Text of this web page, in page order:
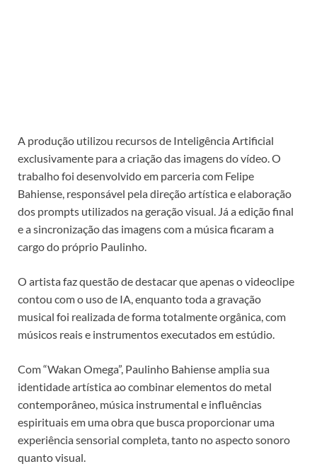
A produção utilizou recursos de Inteligência Artificial
exclusivamente para a criação das imagens do vídeo. O
trabalho foi desenvolvido em parceria com Felipe
Bahiense, responsável pela direção artística e elaboração
dos prompts utilizados na geração visual. Já a edição final
e a sincronização das imagens com a música ficaram a
cargo do próprio Paulinho.
O artista faz questão de destacar que apenas o videoclipe
contou com o uso de IA, enquanto toda a gravação
musical foi realizada de forma totalmente orgânica, com
músicos reais e instrumentos executados em estúdio.
Com “Wakan Omega”, Paulinho Bahiense amplia sua
identidade artística ao combinar elementos do metal
contemporâneo, música instrumental e influências
espirituais em uma obra que busca proporcionar uma
experiência sensorial completa, tanto no aspecto sonoro
quanto visual.